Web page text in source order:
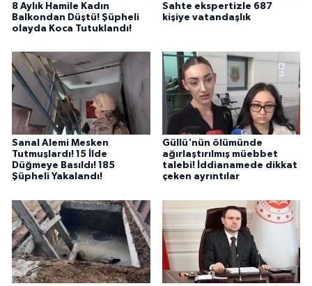
8 Aylık Hamile Kadın
Balkondan Düştü! Şüpheli
olayda Koca Tutuklandı!
Sahte ekspertizle 687
kişiye vatandaşlık
Sanal Alemi Mesken
Tutmuşlardı! 15 İlde
Düğmeye Basıldı! 185
Şüpheli Yakalandı!
Güllü'nün ölümünde
ağırlaştırılmış müebbet
talebi! İddianamede dikkat
çeken ayrıntılar